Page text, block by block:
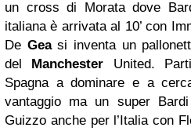
un cross di Morata dove
italiana è arrivata al 10’ con
De Geasi inventa un
del Manchester United.
Spagna a dominare e a
vantaggio ma un super
Guizzo anche per l’Italia con